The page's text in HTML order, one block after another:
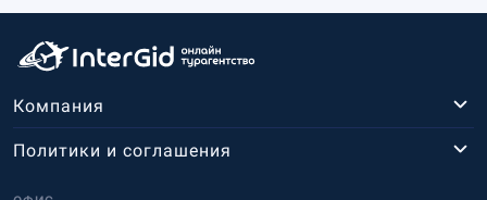
Компания
Политики и соглашения